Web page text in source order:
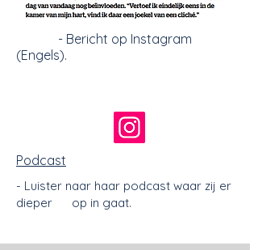
- Bericht op Instagram
(Engels).
Podcast
- Luister naar haar podcast waar zij er
dieper op in gaat.